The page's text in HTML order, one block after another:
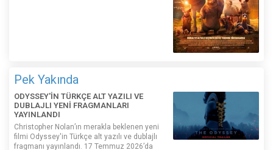
Pek Yakında
ODYSSEY'İN TÜRKÇE ALT YAZILI VE
DUBLAJLI YENİ FRAGMANLARI
YAYINLANDI
Christopher Nolan’ın merakla beklenen yeni
filmi Odyssey'in Türkçe alt yazılı ve dublajlı
fragmanı yayınlandı. 17 Temmuz 2026’da